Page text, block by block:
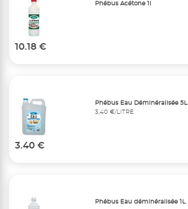
Phébus Acétone 1l
10.18 €
Phébus Eau Déminéralisée 5L
3,40 €/LITRE
3.40 €
Phébus Eau déminéralisée 1L